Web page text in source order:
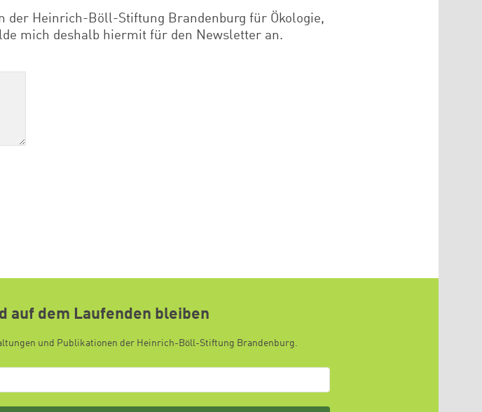
der Heinrich-Böll-Stiftung Brandenburg für Ökologie,
mich deshalb hiermit für den Newsletter an.
auf dem Laufenden bleiben
und Publikationen der Heinrich-Böll-Stiftung Brandenburg.